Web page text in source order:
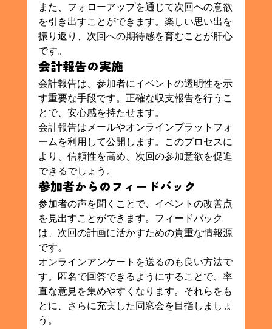
また、フォローアップを通じて次回への意欲
を引き出すことができます。楽しい思い出を
振り返り、次回への期待感を育むことが肝心
です。
会計報告の実施
会計報告は、参加者にイベントの透明性を示
す重要な手段です。正確な収支報告を行うこ
とで、安心感を持たせます。
会計報告はメールやオンラインプラットフォ
ームを利用して公開します。このプロセスに
より、信頼性を高め、次回の参加意欲を促進
できるでしょう。
参加者からのフィードバック
参加者の声を聞くことで、イベントの改善点
を見出すことができます。フィードバック
は、次回の計画に活かすための貴重な情報源
です。
オンラインアンケートを送るのも良い方法で
す。匿名で回答できるようにすることで、率
直な意見を集めやすくなります。それらをも
とに、さらに充実した同窓会を目指しましょ
う。